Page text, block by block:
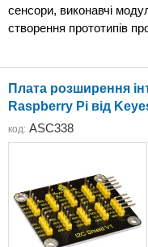
сенсори, виконавчі
створення прототипів
Плата розширення
Raspberry Pi від
код: ASC338